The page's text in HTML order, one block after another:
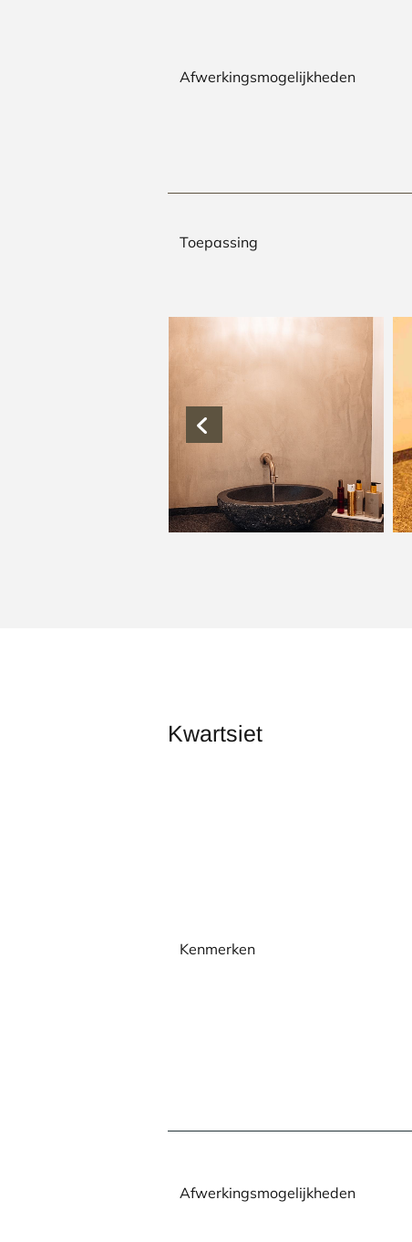
Afwerkingsmogelijkheden
Toepassing
Kwartsiet
Kenmerken
Afwerkingsmogelijkheden